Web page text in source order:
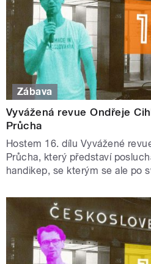
Zábava
Vyvážená revue Ondřeje
Průcha
Hostem 16. dílu Vyvážené
Průcha, který představí
handikep, se kterým se ale po